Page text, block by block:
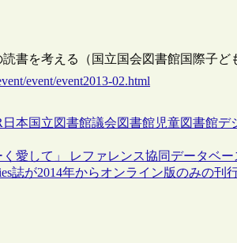
書を考える（国立国会図書館国際子ど
event/event2013-02.html
日本国立図書館議会図書館児童図書館デ
く愛して」 レファレンス協同データベ
誌が2014年からオンライン版のみの刊